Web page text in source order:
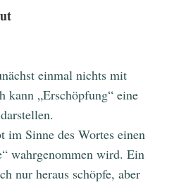
einmal nichts mit
kann „Erschöpfung“ eine
im Sinne des Wortes einen
wahrgenommen wird. Ein
nur heraus schöpfe, aber